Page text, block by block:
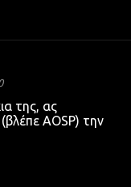
της, ας
AOSP) την